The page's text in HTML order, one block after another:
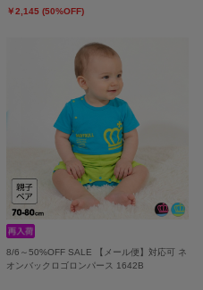
￥2,145 (50%OFF)
8/6～50%OFF SALE 【メール便】対応可 ネ
オンバックロゴロンパース 1642B